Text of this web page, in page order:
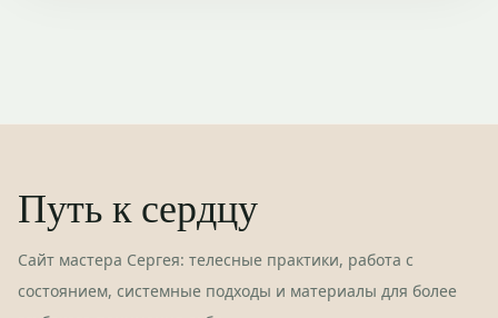
Путь к сердцу
Сайт мастера Сергея: телесные практики, работа с
состоянием, системные подходы и материалы для более